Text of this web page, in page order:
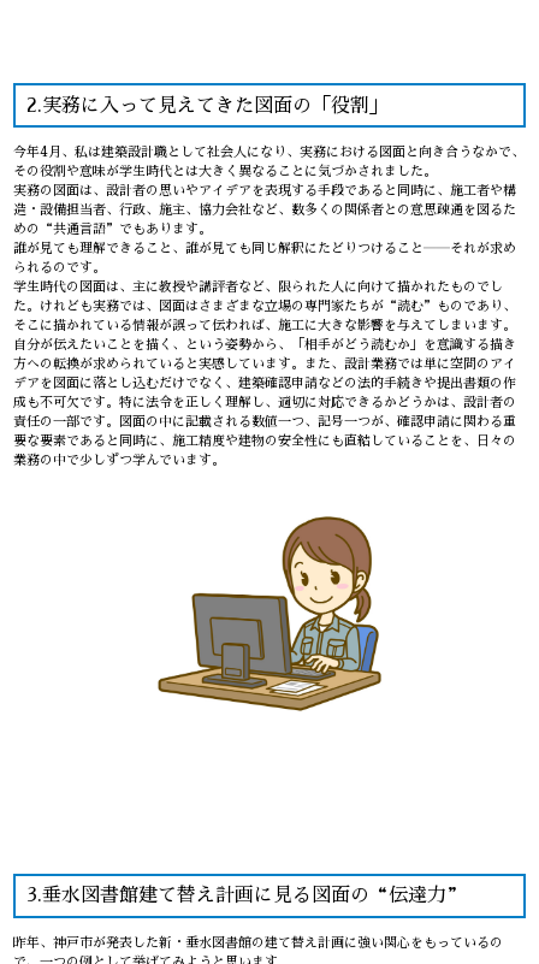
2.実務に入って見えてきた図面の「役割」
今年4月、私は建築設計職として社会人になり、実務における図面と向き合うなかで、
その役割や意味が学生時代とは大きく異なることに気づかされました。
実務の図面は、設計者の思いやアイデアを表現する手段であると同時に、施工者や構
造・設備担当者、行政、施主、協力会社など、数多くの関係者との意思疎通を図るた
めの“共通言語”でもあります。
誰が見ても理解できること、誰が見ても同じ解釈にたどりつけること――それが求め
られるのです。
学生時代の図面は、主に教授や講評者など、限られた人に向けて描かれたものでし
た。けれども実務では、図面はさまざまな立場の専門家たちが“読む”ものであり、
そこに描かれている情報が誤って伝われば、施工に大きな影響を与えてしまいます。
自分が伝えたいことを描く、という姿勢から、「相手がどう読むか」を意識する描き
方への転換が求められていると実感しています。また、設計業務では単に空間のアイ
デアを図面に落とし込むだけでなく、建築確認申請などの法的手続きや提出書類の作
成も不可欠です。特に法令を正しく理解し、適切に対応できるかどうかは、設計者の
責任の一部です。図面の中に記載される数値一つ、記号一つが、確認申請に関わる重
要な要素であると同時に、施工精度や建物の安全性にも直結していることを、日々の
業務の中で少しずつ学んでいます。
3.垂水図書館建て替え計画に見る図面の“伝達力”
昨年、神戸市が発表した新・垂水図書館の建て替え計画に強い関心をもっているの